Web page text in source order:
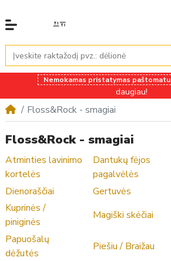
Nemokamas pristatymas paštomatu
daugiau!
Floss&Rock - smagiai
Floss&Rock - smagiai
Atminties lavinimo
kortelės
Dantukų fėjos
pagalvėlės
Dienoraščiai
Gertuvės
Kuprinės /
piniginės
Magiški skėčiai
Papuošalų
dėžutės
Piešiu / Braižau